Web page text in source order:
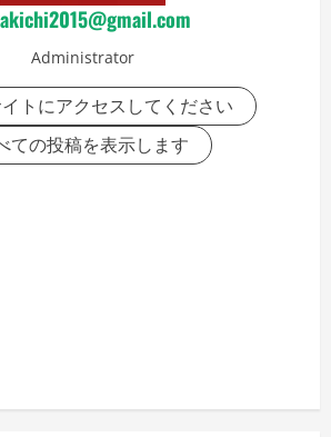
Administrator
トにアクセスしてください
ての投稿を表示します